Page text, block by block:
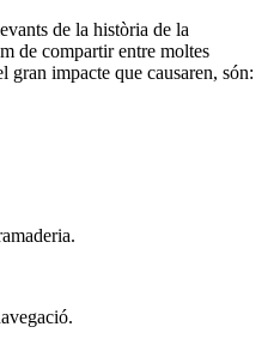
de la història de la
de compartir entre moltes
gran impacte que causaren, són: